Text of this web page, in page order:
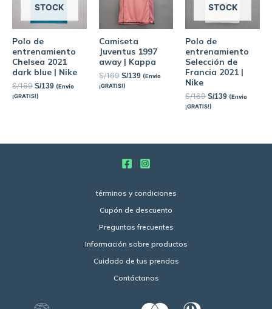
STOCK
Polo de
entrenamiento
Chelsea 2021
dark blue | Nike
S/169 S/139 (Envío
¡GRATIS!)
Camiseta
Juventus 1997
away | Kappa
S/169 S/139 (Envío
¡GRATIS!)
STOCK
Polo de
entrenamiento
Selección de
Francia 2021 |
Nike
S/169 S/139 (Envío
¡GRATIS!)
términos y condiciones
Cupón de descuento
Preguntas frecuentes
Información sobre productos
Cuidado de tus prendas
Contáctanos